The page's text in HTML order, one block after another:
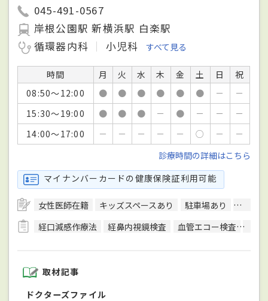
045-491-0567
岸根公園駅 新横浜駅 白楽駅
循環器内科
小児科 すべて見る
時間 月 火 水 木 金 土 日
祝
08:50～12:00
● ● ● ● ● ● －
－
15:30～19:00
● ● ● － ● － －
－
14:00～17:00
－ － － － － ○ －
－
診療時間の詳細はこちら
マイナンバーカードの健康保険証利用可能
女性医師在籍 キッズスペースあり 駐車場あり
駅徒歩
経口減感作療法
経鼻内視鏡検査 血管エコー検査
取材記事
ドクターズファイル